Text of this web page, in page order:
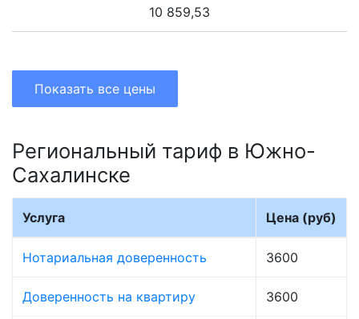
10 859,53
Показать все цены
Региональный тариф в Южно-
Сахалинске
Услуга Цена (руб)
Нотариальная доверенность 3600
Доверенность на квартиру 3600